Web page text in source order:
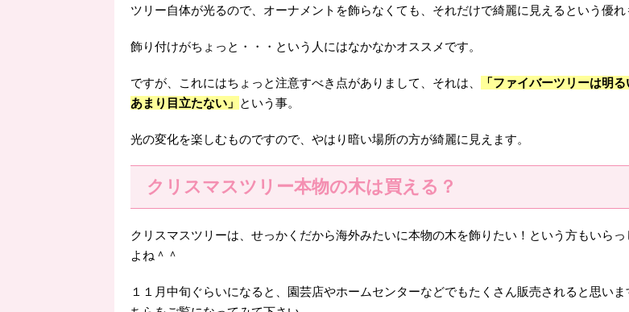
ツリー自体が光るので、オーナメントを飾らなくても、それだけで綺麗に見えるという優れ
飾り付けがちょっと・・・という人にはなかなかオススメです。
ですが、これにはちょっと注意すべき点がありまして、それは、
「ファイバーツリーは明
あまり目立たない」 という事。
光の変化を楽しむものですので、やはり暗い場所の方が綺麗に見えます。
クリスマスツリー本物の木は買える？
クリスマスツリーは、せっかくだから海外みたいに本物の木を飾りたい！という方もいらっ
よね＾＾
１１月中旬ぐらいになると、園芸店やホームセンターなどでもたくさん販売されると思いま